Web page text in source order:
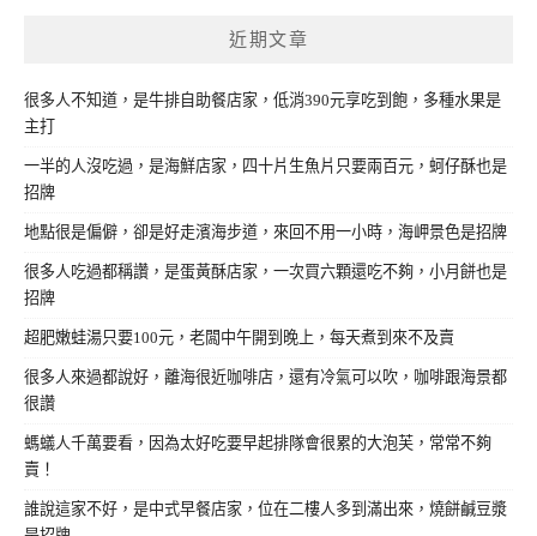
近期文章
很多人不知道，是牛排自助餐店家，低消390元享吃到飽，多種水果是
主打
一半的人沒吃過，是海鮮店家，四十片生魚片只要兩百元，蚵仔酥也是
招牌
地點很是偏僻，卻是好走濱海步道，來回不用一小時，海岬景色是招牌
很多人吃過都稱讚，是蛋黃酥店家，一次買六顆還吃不夠，小月餅也是
招牌
超肥嫩蛙湯只要100元，老闆中午開到晚上，每天煮到來不及賣
很多人來過都說好，離海很近咖啡店，還有冷氣可以吹，咖啡跟海景都
很讚
螞蟻人千萬要看，因為太好吃要早起排隊會很累的大泡芙，常常不夠
賣！
誰說這家不好，是中式早餐店家，位在二樓人多到滿出來，燒餅鹹豆漿